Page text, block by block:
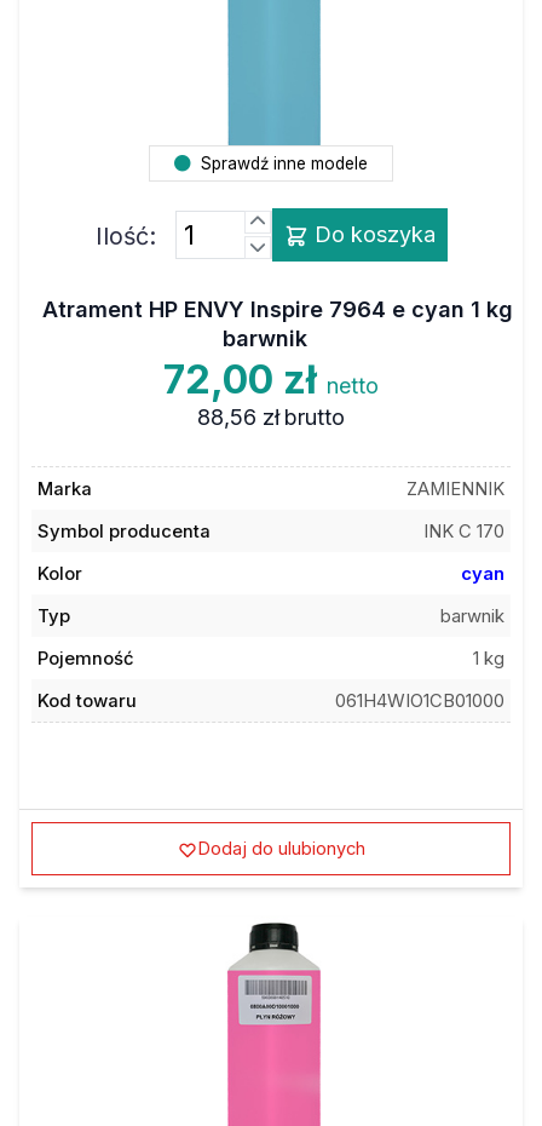
Sprawdź inne modele
Ilość: Do koszyka
Atrament HP ENVY Inspire 7964 e cyan 1 kg
barwnik
72,00 zł netto
88,56 zł brutto
Marka
ZAMIENNIK
Symbol producenta
INK C 170
Kolor
cyan
Typ
barwnik
Pojemność
1 kg
Kod towaru
061H4WIO1CB01000
Dodaj do ulubionych